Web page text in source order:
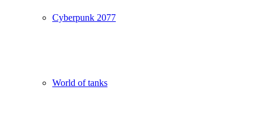
Cyberpunk 2077
World of tanks